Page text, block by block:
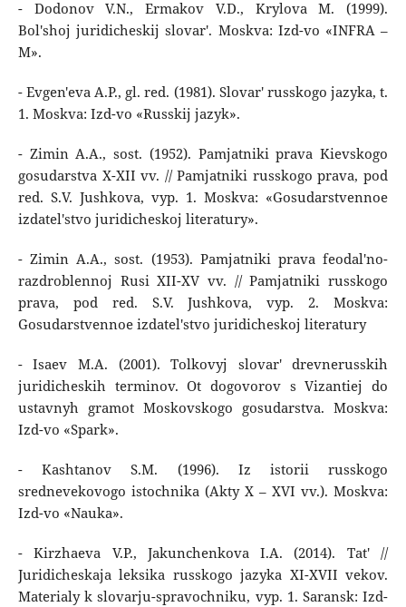
- Dodonov V.N., Ermakov V.D., Krylova M. (1999).
Bol'shoj juridicheskij slovar'. Moskva: Izd-vo «INFRA –
M».
- Evgen'eva A.P., gl. red. (1981). Slovar' russkogo jazyka, t.
1. Moskva: Izd-vo «Russkij jazyk».
- Zimin A.A., sost. (1952). Pamjatniki prava Kievskogo
gosudarstva X-XII vv. // Pamjatniki russkogo prava, pod
red. S.V. Jushkova, vyp. 1. Moskva: «Gosudarstvennoe
izdatel'stvo juridicheskoj literatury».
- Zimin A.A., sost. (1953). Pamjatniki prava feodal'no-
razdroblennoj Rusi XII-XV vv. // Pamjatniki russkogo
prava, pod red. S.V. Jushkova, vyp. 2. Moskva:
Gosudarstvennoe izdatel'stvo juridicheskoj literatury
- Isaev M.A. (2001). Tolkovyj slovar' drevnerusskih
juridicheskih terminov. Ot dogovorov s Vizantiej do
ustavnyh gramot Moskovskogo gosudarstva. Moskva:
Izd-vo «Spark».
- Kashtanov S.M. (1996). Iz istorii russkogo
srednevekovogo istochnika (Akty X – XVI vv.). Moskva:
Izd-vo «Nauka».
- Kirzhaeva V.P., Jakunchenkova I.A. (2014). Tat' //
Juridicheskaja leksika russkogo jazyka XI-XVII vekov.
Materialy k slovarju-spravochniku, vyp. 1. Saransk: Izd-